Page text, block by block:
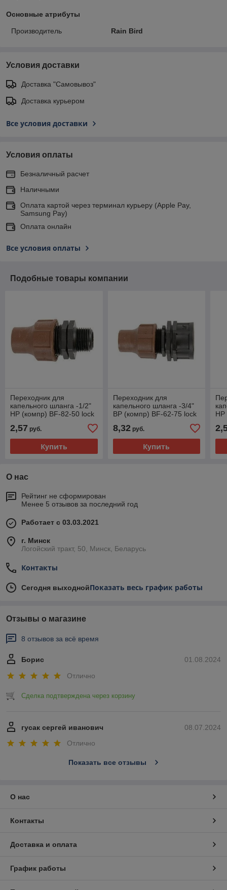
Основные атрибуты
Производитель Rain Bird
Условия доставки
Доставка "Самовывоз"
Доставка курьером
Все условия доставки
Условия оплаты
Безналичный расчет
Наличными
Оплата картой через терминал курьеру (Apple Pay,
Samsung Pay)
Оплата онлайн
Все условия оплаты
Подобные товары компании
Переходник для
капельного шланга -1/2"
НР (компр) BF-82-50 lock
2,57 руб.
Купить
Переходник для
капельного шланга -3/4"
ВР (компр) BF-62-75 lock
8,32руб.
Купить
НР
О нас
Рейтинг не сформирован
Менее 5 отзывов за последний год
Работает с 03.03.2021
г. Минск
Логойский тракт, 50, Минск, Беларусь
Контакты
Сегодня выходнойПоказать весь график работы
Отзывы о магазине
8 отзывов за всё время
01.08.2024
Борис
Отлично
Сделка подтверждена через корзину
08.07.2024
гусак сергей иванович
Отлично
Показать все отзывы
О нас
Контакты
Доставка и оплата
График работы